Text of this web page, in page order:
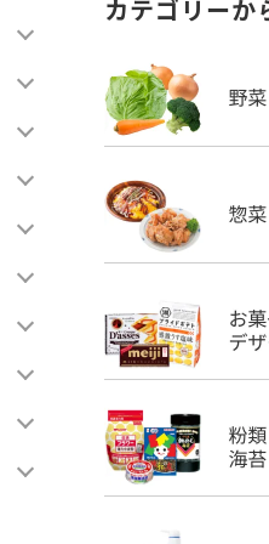
カテゴリーか